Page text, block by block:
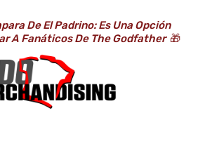
De El Padrino: Es Una Opción
A Fanáticos De The Godfather 🎁